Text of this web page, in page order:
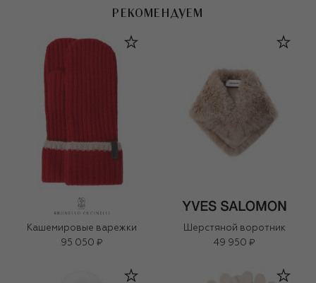
РЕКОМЕНДУЕМ
Кашемировые варежки
95 050 ₽
Шерстяной воротник
49 950 ₽